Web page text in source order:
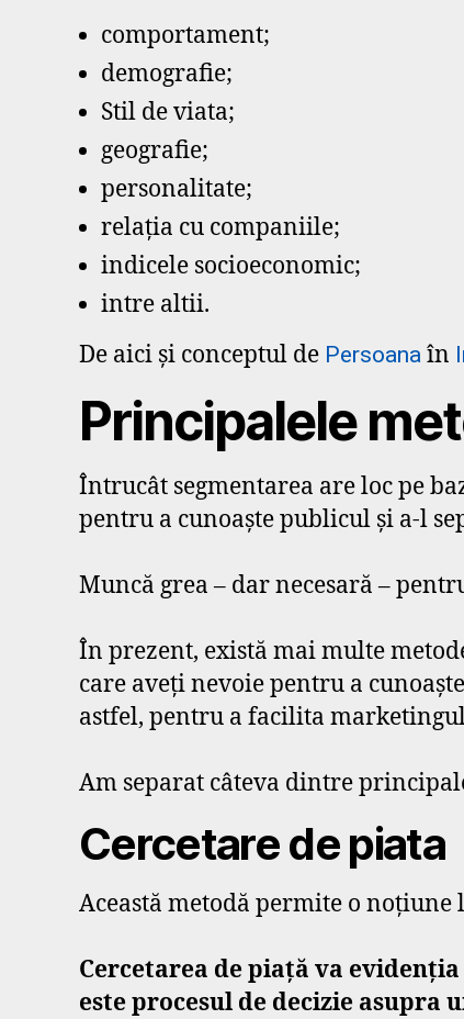
comportament;
demografie;
Stil de viata;
geografie;
personalitate;
relația cu companiile;
indicele socioeconomic;
intre altii.
De aici și conceptul de Persoana în
Principalele
Întrucât segmentarea are loc pe
pentru a cunoaște publicul și a-l
Muncă grea – dar necesară –
În prezent, există mai multe
care aveți nevoie pentru a
astfel, pentru a facilita
Am separat câteva dintre
Cercetare de piata
Această metodă permite o
Cercetarea de piață va
este procesul de decizie asupra